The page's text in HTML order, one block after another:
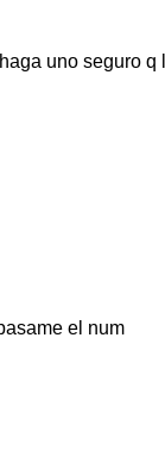
uno seguro q
el num